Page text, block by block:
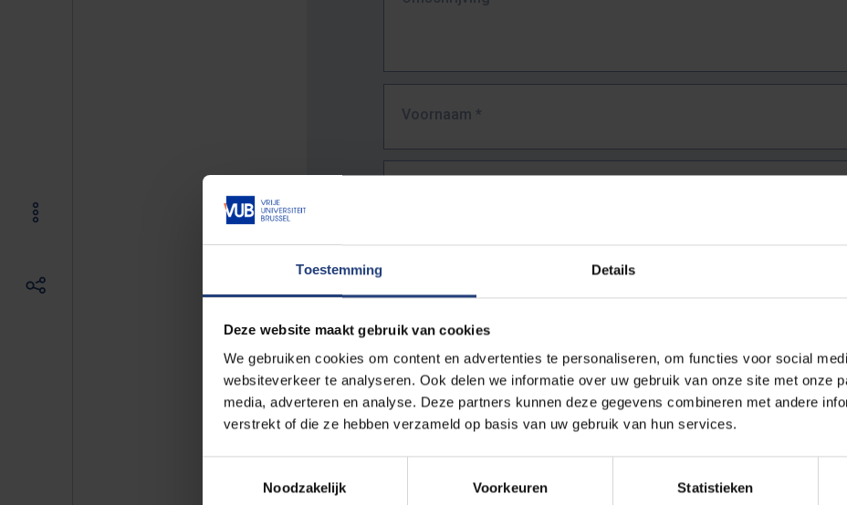
Toestemming Details
Deze website maakt gebruik van cookies
We gebruiken cookies om content en advertenties te personaliseren, om functies voor social
websiteverkeer te analyseren. Ook delen we informatie over uw gebruik van onze site met onze
media, adverteren en analyse. Deze partners kunnen deze gegevens combineren met andere
verstrekt of die ze hebben verzameld op basis van uw gebruik van hun services.
Noodzakelijk
Voorkeuren Statistieken
Voornaam *
URL*
De volledige URL van de pagina waar je de fout zag.
Bv. https://www.vub.be/nl/studeren-aan-de-vub/alle-opleidingen